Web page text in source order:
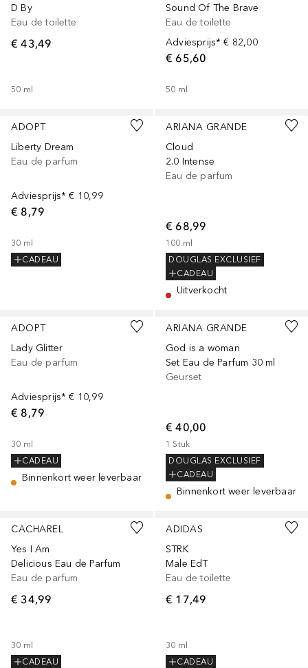
D By
Eau de toilette
€ 43,49
50 ml
Sound Of The Brave
Eau de toilette
Adviesprijs* € 82,00
€ 65,60
50 ml
ADOPT
Liberty Dream
Eau de parfum
Adviesprijs* € 10,99
€ 8,79
30 ml
CADEAU
ARIANA GRANDE
Cloud
2.0 Intense
Eau de parfum
€ 68,99
100 ml
DOUGLAS EXCLUSIEF
CADEAU
Uitverkocht
ADOPT
Lady Glitter
Eau de parfum
Adviesprijs* € 10,99
€ 8,79
30 ml
CADEAU
Binnenkort weer leverbaar
ARIANA GRANDE
God is a woman
Set Eau de Parfum 30 ml
Geurset
€ 40,00
1 Stuk
DOUGLAS EXCLUSIEF
CADEAU
Binnenkort weer leverbaar
CACHAREL
Yes I Am
Delicious Eau de Parfum
Eau de parfum
€ 34,99
30 ml
CADEAU
ADIDAS
STRK
Male EdT
Eau de toilette
€ 17,49
30 ml
CADEAU